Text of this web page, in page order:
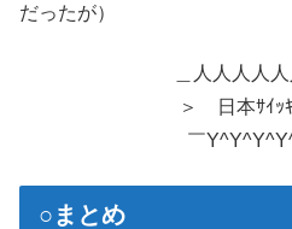
だったが）
＿人人人人
＞ 日本ｻｲ
￣
○まとめ